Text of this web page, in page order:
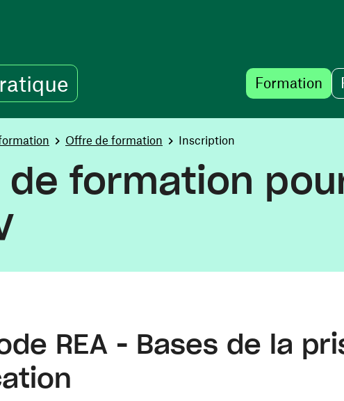
Formation
Offre de formation Inscription
de formation
REA - Bases de la